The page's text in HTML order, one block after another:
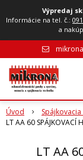
Výpredaj
Informácie na tel. č.:
a
Úvod
LT AA 60 SPÁJKOVACÍ
LT AA